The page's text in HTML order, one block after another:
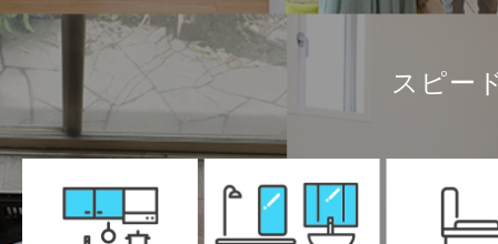
スピー